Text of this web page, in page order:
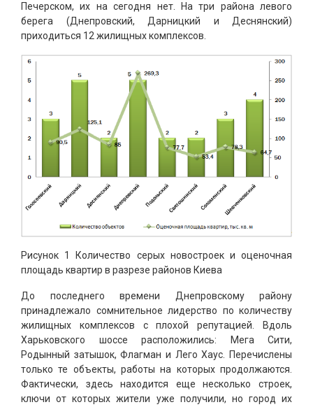
Печерском, их на сегодня нет. На три района левого
берега (Днепровский, Дарницкий и Деснянский)
приходиться 12 жилищных комплексов.
Рисунок 1 Количество серых новостроек и оценочная
площадь квартир в разрезе районов Киева
До последнего времени Днепровскому району
принадлежало сомнительное лидерство по количеству
жилищных комплексов с плохой репутацией. Вдоль
Харьковского шоссе расположились: Мега Сити,
Родынный затышок, Флагман и Лего Хаус. Перечислены
только те объекты, работы на которых продолжаются.
Фактически, здесь находится еще несколько строек,
ключи от которых жители уже получили, но город их